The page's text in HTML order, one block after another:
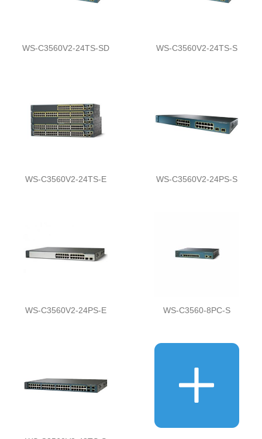
WS-C3560V2-24TS-SD WS-C3560V2-24TS-S
WS-C3560V2-24TS-E WS-C3560V2-24PS-S
WS-C3560V2-24PS-E WS-C3560-8PC-S